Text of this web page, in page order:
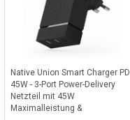
Native Union Smart Charger PD
45W - 3-Port Power-Delivery
Netzteil mit 45W
Maximalleistung &